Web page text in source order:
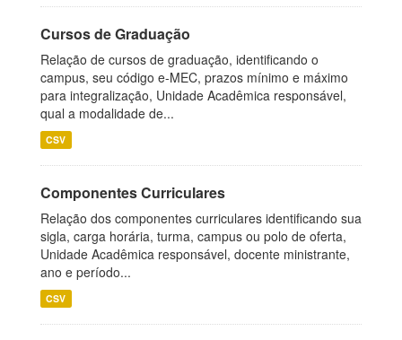
Cursos de Graduação
Relação de cursos de graduação, identificando o
campus, seu código e-MEC, prazos mínimo e máximo
para integralização, Unidade Acadêmica responsável,
qual a modalidade de...
CSV
Componentes Curriculares
Relação dos componentes curriculares identificando sua
sigla, carga horária, turma, campus ou polo de oferta,
Unidade Acadêmica responsável, docente ministrante,
ano e período...
CSV